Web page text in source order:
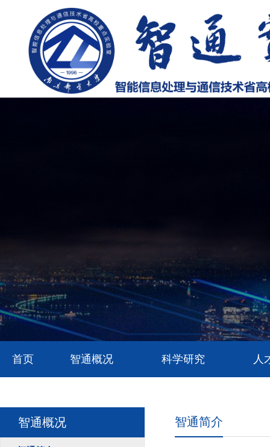
首页 智通概况 科学研究 人
智通概况 智通简介